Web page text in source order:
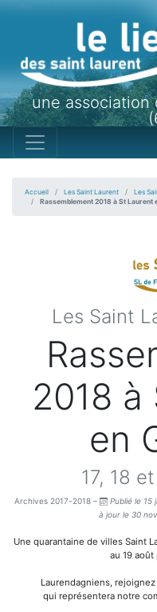
une association
Accueil Les Saint Laurent
Les
Rassemblement 2018 à St Laurent
Les Saint
2018 à
en
17, 18
Archives 2017-2018 – Publié le 15
à jour le 30
Une quarantaine de villes Saint
au 19
Laurendagniens,
qui représentera notre